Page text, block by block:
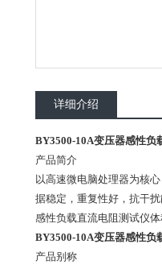
详细介绍
BY3500-10A变压器感性负
产品简介
以高速微电脑处理器为核
据稳定，重复性好，抗干
感性负载直流电阻测试仪
BY3500-10A变压器感性负
产品别称